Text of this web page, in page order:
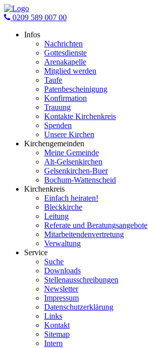
0209 589 007 00
Infos
Nachrichten
Gottesdienste
Arenakapelle
Mitglied werden
Taufe
Patenbescheinigung
Konfirmation
Trauung
Kontakte Kirchenkreis
Spenden
Unsere Kirchen
Kirchengemeinden
Meine Gemeinde
Alt-Gelsenkirchen
Gelsenkirchen-Buer
Bochum-Wattenscheid
Kirchenkreis
Einfach heiraten!
Bleckkirche
Leitung
Referate und Beratungsangebote
Mitarbeitendenvertretung
Verwaltung
Service
Suche
Downloads
Stellenausschreibungen
Newsletter
Impressum
Datenschutzerklärung
Links
Kontakt
Sitemap
Intern